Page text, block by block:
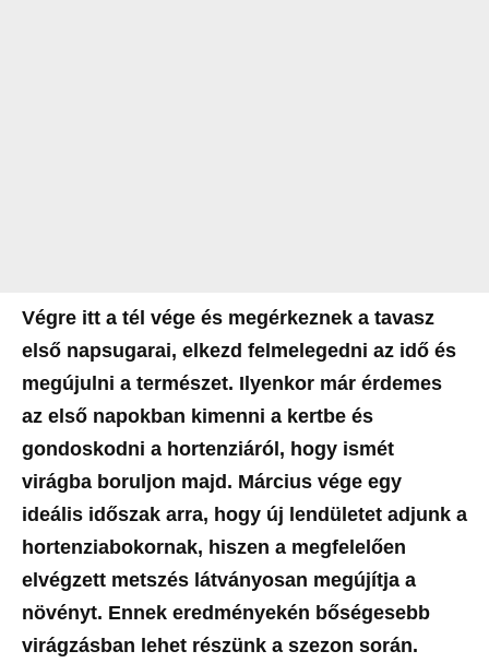
Végre itt a tél vége és megérkeznek a tavasz
első napsugarai, elkezd felmelegedni az idő és
megújulni a természet. Ilyenkor már érdemes
az első napokban kimenni a kertbe és
gondoskodni a hortenziáról, hogy ismét
virágba boruljon majd. Március vége egy
ideális időszak arra, hogy új lendületet adjunk a
hortenziabokornak, hiszen a megfelelően
elvégzett metszés látványosan megújítja a
növényt. Ennek eredményekén bőségesebb
virágzásban lehet részünk a szezon során.